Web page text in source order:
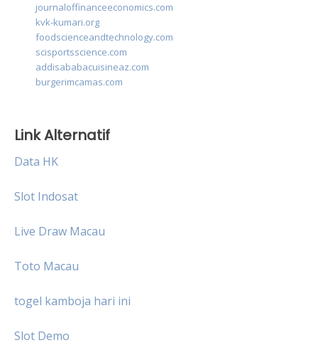
journaloffinanceeconomics.com
kvk-kumari.org
foodscienceandtechnology.com
scisportsscience.com
addisababacuisineaz.com
burgerimcamas.com
Link Alternatif
Data HK
Slot Indosat
Live Draw Macau
Toto Macau
togel kamboja hari ini
Slot Demo